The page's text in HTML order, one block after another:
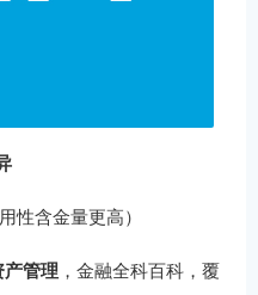
性含金量更高）
产管理，金融全科百科，覆